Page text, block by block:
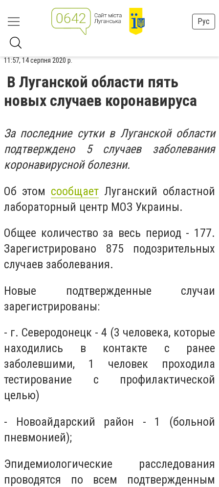
Рус
11:57, 14 серпня 2020 р.
В Луганской области пять
новых случаев коронавируса
За последние сутки в Луганской области
подтверждено 5 случаев заболевания
коронавирусной болезни.
Об этом сообщает Луганский областной
лабораторный центр МОЗ Украины.
Общее количество за весь период - 177.
Зарегистрировано 875 подозрительных
случаев заболевания.
Новые подтвержденные случаи
зарегистрированы:
- г. Северодонецк - 4 (3 человека, которые
находились в контакте с ранее
заболевшими, 1 человек проходила
тестирование с профилактической
целью)
- Новоайдарский район - 1 (больной
пневмонией);
Эпидемиологические расследования
проводятся по всем подтвержденным